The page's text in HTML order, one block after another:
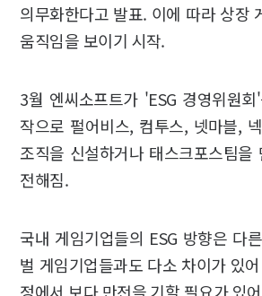
의무화한다고 발표. 이에 따라 상장
움직임을 보이기 시작.
3월 엔씨소프트가 'ESG 경영위원
작으로 펄어비스, 컴투스, 넷마블,
조직을 신설하거나 태스크포스팀을
전해짐.
국내 게임기업들의 ESG 방향은 다
벌 게임기업들과도 다소 차이가 있